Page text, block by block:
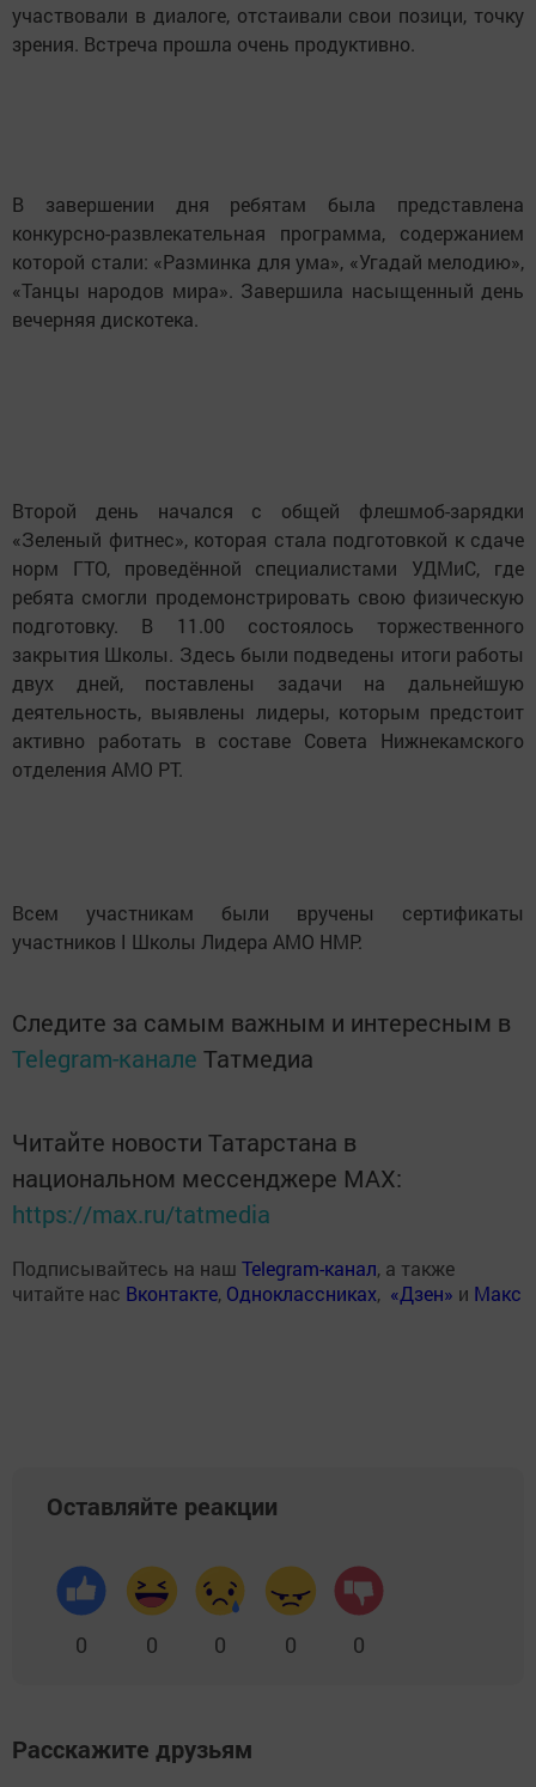
участвовали в диалоге, отстаивали свои позици, точку
зрения. Встреча прошла очень продуктивно.
В завершении дня ребятам была представлена
конкурсно-развлекательная программа, содержанием
которой стали: «Разминка для ума», «Угадай мелодию»,
«Танцы народов мира». Завершила насыщенный день
вечерняя дискотека.
Второй день начался с общей флешмоб-зарядки
«Зеленый фитнес», которая стала подготовкой к сдаче
норм ГТО, проведённой специалистами УДМиС, где
ребята смогли продемонстрировать свою физическую
подготовку. В 11.00 состоялось торжественного
закрытия Школы. Здесь были подведены итоги работы
двух дней, поставлены задачи на дальнейшую
деятельность, выявлены лидеры, которым предстоит
активно работать в составе Совета Нижнекамского
отделения АМО РТ.
Всем участникам были вручены сертификаты
участников I Школы Лидера АМО НМР.
Следите за самым важным и интересным в
Telegram-канале Татмедиа
Читайте новости Татарстана в
национальном мессенджере MАХ:
https://max.ru/tatmedia
Подписывайтесь на наш Telegram-канал, а также
читайте нас Вконтакте, Одноклассниках, «Дзен» и Макс
Оставляйте реакции
0 0 0 0 0
Расскажите друзьям